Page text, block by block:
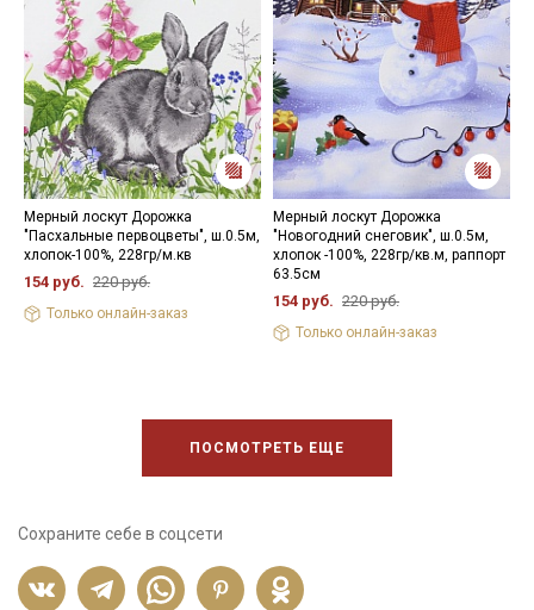
Мерный лоскут Дорожка
"Пасхальные первоцветы", ш.0.5м,
хлопок-100%, 228гр/м.кв
154 руб. 220 руб.
Только онлайн-заказ
Мерный лоскут Дорожка
"Новогодний снеговик", ш.0.5м,
хлопок -100%, 228гр/кв.м, раппорт
63.5см
154 руб. 220 руб.
Только онлайн-заказ
ПОСМОТРЕТЬ ЕЩЕ
Сохраните себе в соцсети